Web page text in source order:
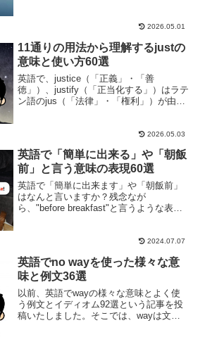
意味します。・「景色」は自然の眺めを
2026.05.01
11通りの用法から理解するjustの
意味と使い方60選
英語で、justice（「正義」・「善
徳」）、justify（「正当化する」）はラテ
ン語のjus（「法律」・「権利」）が由来
い」と言う意味の形容詞です。ですが、
副詞と...
2026.05.03
英語で「簡単に出来る」や「朝飯
前」と言う意味の表現60選
英語で「簡単に出来ます」や「朝飯前」
はなんと言いますか？残念なが
ら、"before breakfast"と言うような表現
2024.07.07
英語でno wayを使った様々な意
味と例文36選
以前、英語でwayの様々な意味とよく使
う例文とイディオム92選という記事を投
稿いたしました。そこでは、wayは文章